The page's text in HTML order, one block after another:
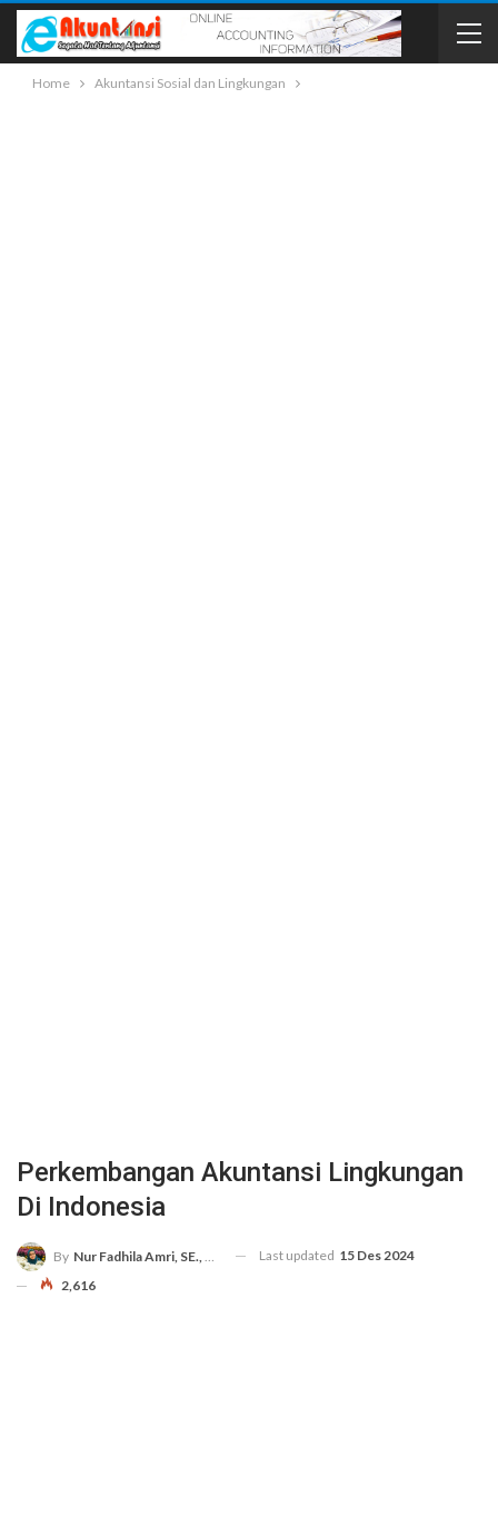
Home Akuntansi Sosial dan Lingkungan
Perkembangan Akuntansi Lingkungan
Di Indonesia
By Nur Fadhila Amri, SE., Ak., M.Si Last updated 15 Des 2024
2,616